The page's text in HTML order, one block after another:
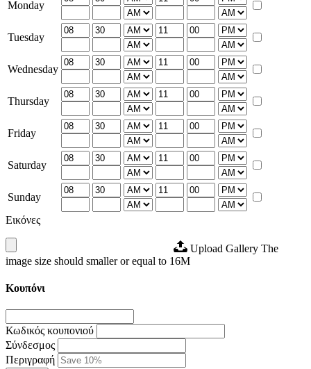
Monday
Tuesday
Wednesday
Thursday
Friday
Saturday
Sunday
Εικόνες
Upload Gallery The
image size should smaller or equal to 16M
Κουπόνι
Κωδικός κουπονιού
Σύνδεσμος
Περιγραφή